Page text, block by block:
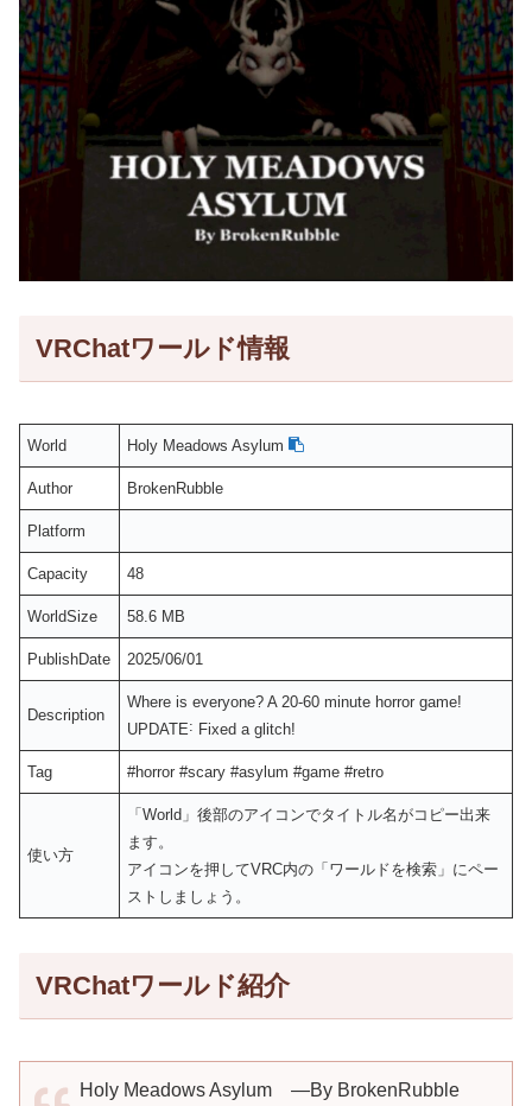
VRChatワールド情報
World Holy Meadows Asylum
Author BrokenRubble
Platform
Capacity 48
WorldSize 58.6 MB
PublishDate 2025/06/01
Description
Where is everyone? A 20-60 minute horror gameǃ
UPDATE˸ Fixed a glitchǃ
Tag #horror #scary #asylum #game #retro
使い方
「World」後部のアイコンでタイトル名がコピー出来
ます。
アイコンを押してVRC内の「ワールドを検索」にペー
ストしましょう。
VRChatワールド紹介
Holy Meadows Asylum ―By BrokenRubble